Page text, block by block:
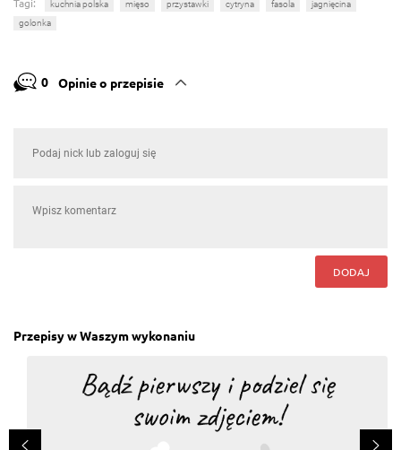
Tagi: kuchnia polska mięso przystawki cytryna fasola
jagnięcina
golonka
0 Opinie o przepisie
DODAJ
Przepisy w Waszym wykonaniu